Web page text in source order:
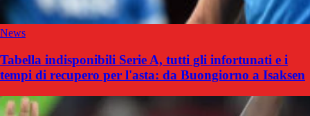
News
Tabella indisponibili Serie A, tutti gli infortunati e i
tempi di recupero per l'asta: da Buongiorno a Isaksen